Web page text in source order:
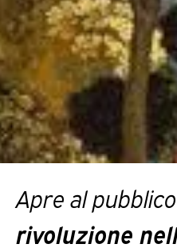
Apre al
rivoluzione